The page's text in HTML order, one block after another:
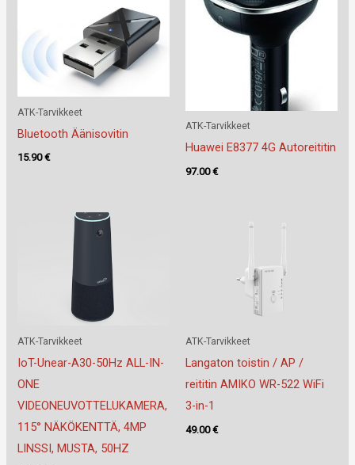
ATK-Tarvikkeet
Bluetooth Äänisovitin
15.90€
ATK-Tarvikkeet
Huawei E8377 4G Autoreititin
97.00€
ATK-Tarvikkeet
IoT-Unear-A30-50Hz ALL-IN-
ONE
VIDEONEUVOTTELUKAMERA,
115° NÄKÖKENTTÄ, 4MP
LINSSI, MUSTA, 50HZ
ATK-Tarvikkeet
Langaton toistin / AP /
reititin AMIKO WR-522 WiFi
3-in-1
49.00€